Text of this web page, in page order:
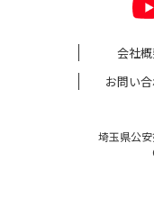
会社
お問い
埼玉県公